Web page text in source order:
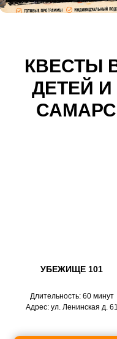
КВЕСТЫ
ДЕТЕЙ
УБЕЖИЩЕ 101
Длительность: 60 минут
Адрес: ул. Ленинская д. 61